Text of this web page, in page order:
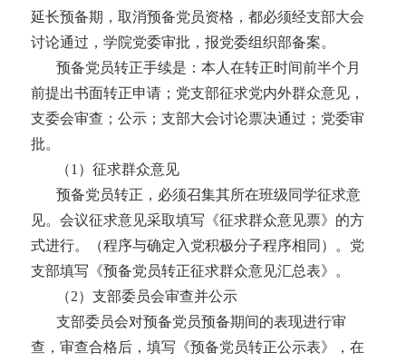
延长预备期，取消预备党员资格，都必须经支部大会
讨论通过，学院党委审批，报党委组织部备案。
预备党员转正手续是：本人在转正时间前半个月
前提出书面转正申请；党支部征求党内外群众意见，
支委会审查；公示；支部大会讨论票决通过；党委审
批。
（1）征求群众意见
预备党员转正，必须召集其所在班级同学征求意
见。会议征求意见采取填写《征求群众意见票》的方
式进行。（程序与确定入党积极分子程序相同）。党
支部填写《预备党员转正征求群众意见汇总表》
。
（2）支部委员会审查并公示
支部委员会对预备党员预备期间的表现进行审
查，审查合格后，填写《预备党员转正公示表》
，在